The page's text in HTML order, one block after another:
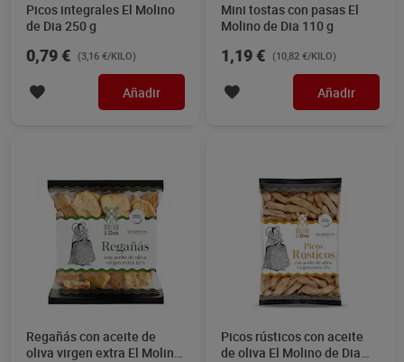
Picos integrales El Molino
de Dia 250 g
0,79 € (3,16 €/KILO)
Añadir
Mini tostas con pasas El
Molino de Dia 110 g
1,19 € (10,82 €/KILO)
Añadir
Regañás con aceite de
oliva virgen extra El Molino
Picos rústicos con aceite
de oliva El Molino de Dia